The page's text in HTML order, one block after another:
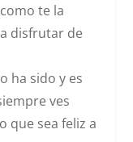
te la
disfrutar de
ha sido y es
ves
que sea feliz a